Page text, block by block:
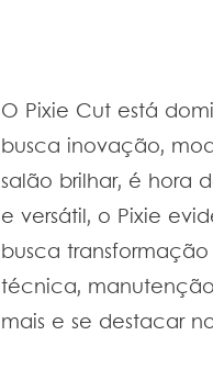
O Pixie Cut está
busca inovação,
salão brilhar, é hora
e versátil, o Pixie
busca
técnica,
mais e se destacar